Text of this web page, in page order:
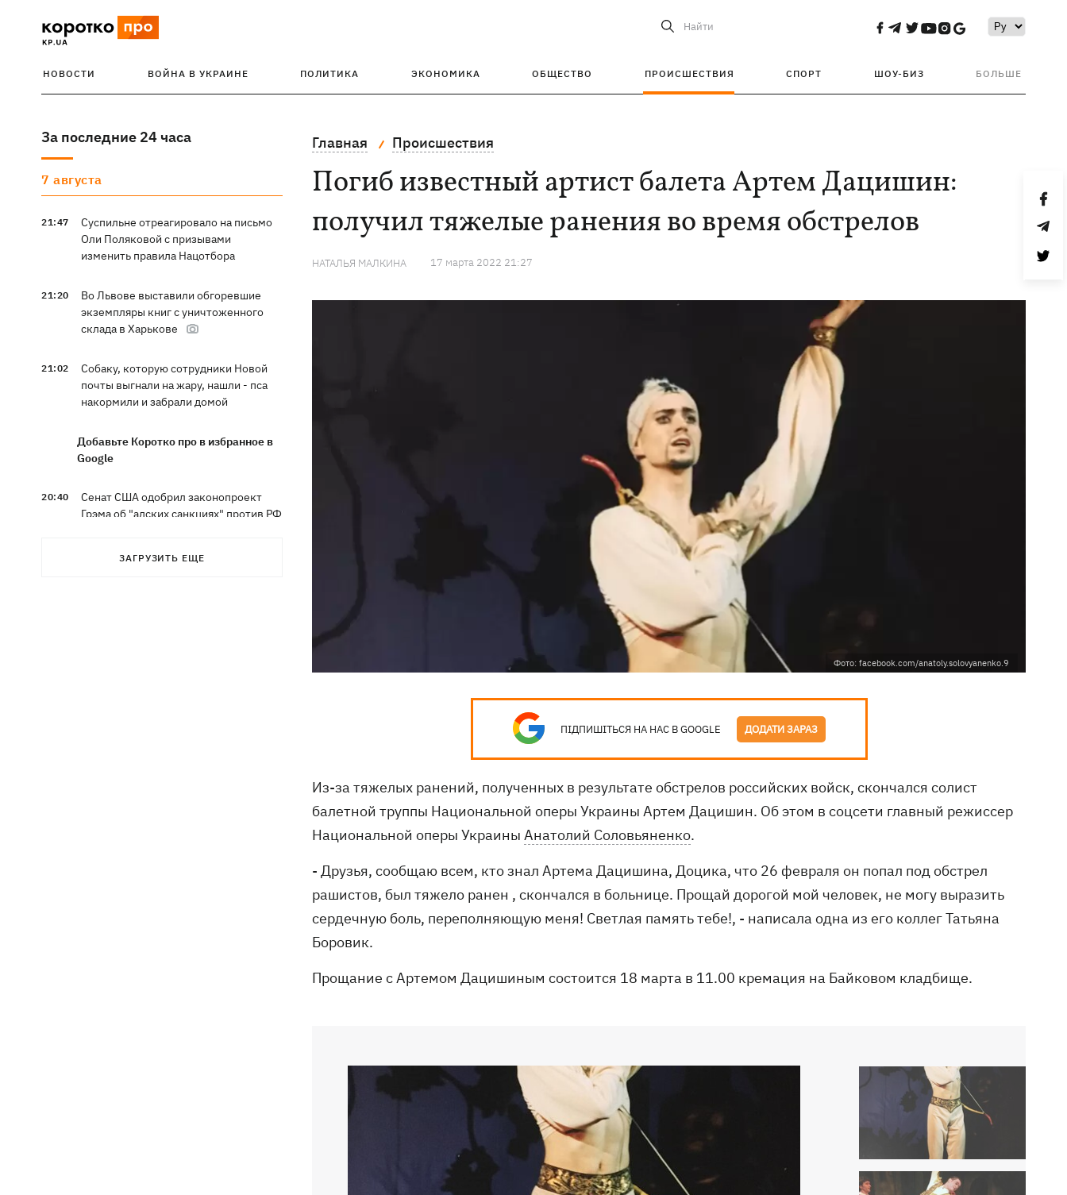
Найти
НОВОСТИ ВОЙНА В УКРАИНЕ ПОЛИТИКА ЭКОНОМИКА ОБЩЕСТВО ПРОИСШЕСТВИЯ СПОРТ ШОУ-БИЗ БОЛЬШЕ
За последние 24 часа
7 августа
21:47
Суспильне отреагировало на письмо
Оли Поляковой с призывами
изменить правила Нацотбора
21:20
Во Львове выставили обгоревшие
экземпляры книг с уничтоженного
склада в Харькове
21:02
Собаку, которую сотрудники Новой
почты выгнали на жару, нашли - пса
накормили и забрали домой
Добавьте Коротко про в избранное в
Google
20:40
Сенат США одобрил законопроект
Грэма об "адских санкциях" против РФ
Зеленский впервые прибыл в Сербию
ЗАГРУЗИТЬ ЕЩЕ
Главная Происшествия
Погиб известный артист балета Артем Дацишин:
получил тяжелые ранения во время обстрелов
НАТАЛЬЯ МАЛКИНА 17 марта 2022 21:27
Фото: facebook.com/anatoly.solovyanenko.9
ПІДПИШІТЬСЯ НА НАС В GOOGLE ДОДАТИ ЗАРАЗ
Из-за тяжелых ранений, полученных в результате обстрелов российских войск, скончался солист
балетной труппы Национальной оперы Украины Артем Дацишин. Об этом в соцсети главный режиссер
Национальной оперы Украины Анатолий Соловьяненко.
- Друзья, сообщаю всем, кто знал Артема Дацишина, Доцика, что 26 февраля он попал под обстрел
рашистов, был тяжело ранен , скончался в больнице. Прощай дорогой мой человек, не могу выразить
сердечную боль, переполняющую меня! Светлая память тебе!, - написала одна из его коллег Татьяна
Боровик.
Прощание с Артемом Дацишиным состоится 18 марта в 11.00 кремация на Байковом кладбище.